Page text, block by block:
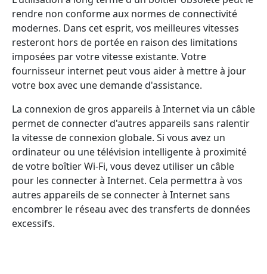
rendre non conforme aux normes de connectivité
modernes. Dans cet esprit, vos meilleures vitesses
resteront hors de portée en raison des limitations
imposées par votre vitesse existante. Votre
fournisseur internet peut vous aider à mettre à jour
votre box avec une demande d'assistance.
La connexion de gros appareils à Internet via un câble
permet de connecter d'autres appareils sans ralentir
la vitesse de connexion globale. Si vous avez un
ordinateur ou une télévision intelligente à proximité
de votre boîtier Wi-Fi, vous devez utiliser un câble
pour les connecter à Internet. Cela permettra à vos
autres appareils de se connecter à Internet sans
encombrer le réseau avec des transferts de données
excessifs.